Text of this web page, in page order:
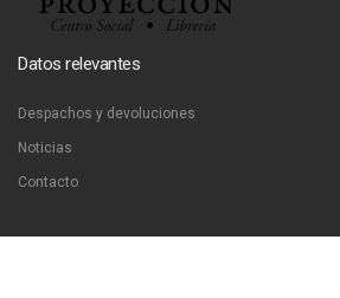
Datos relevantes
Despachos y devoluciones
Noticias
Contacto